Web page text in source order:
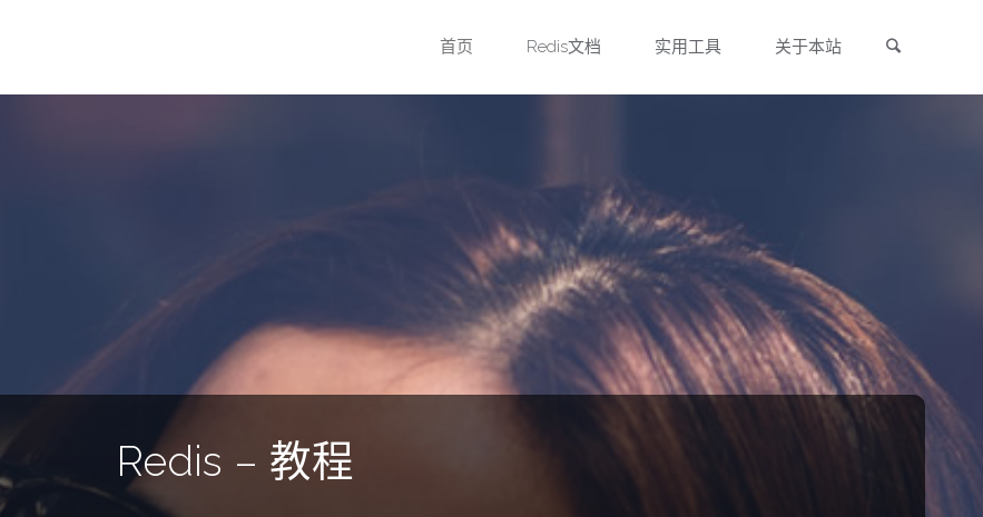
首页 Redis文档 实用工具 关于本站
Redis – 教程